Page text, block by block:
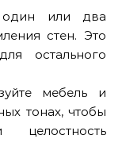
или два
стен. Это
остального
мебель и
тонах, чтобы